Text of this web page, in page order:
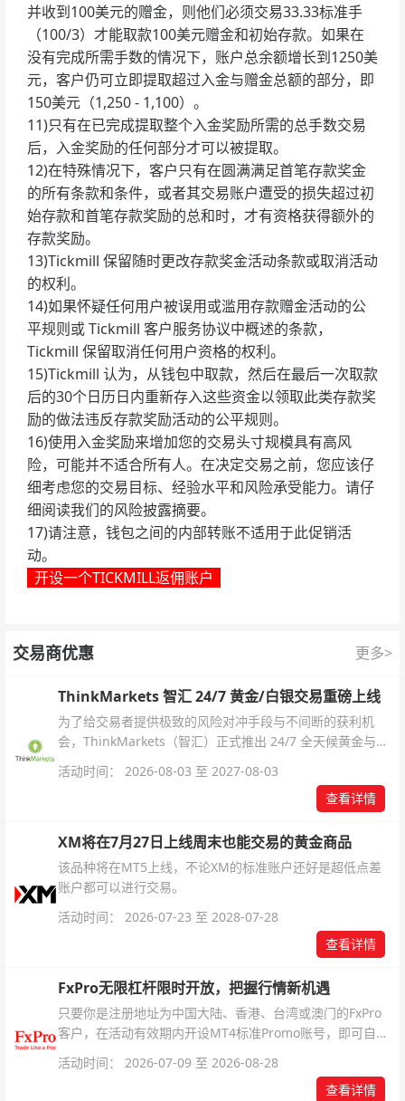
并收到100美元的赠金，则他们必须交易33.33标准手
（100/3）才能取款100美元赠金和初始存款。如果在
没有完成所需手数的情况下，账户总余额增长到1250美
元，客户仍可立即提取超过入金与赠金总额的部分，即
150美元（1,250 - 1,100）。
11)只有在已完成提取整个入金奖励所需的总手数交易
后，入金奖励的任何部分才可以被提取。
12)在特殊情况下，客户只有在圆满满足首笔存款奖金
的所有条款和条件，或者其交易账户遭受的损失超过初
始存款和首笔存款奖励的总和时，才有资格获得额外的
存款奖励。
13)Tickmill 保留随时更改存款奖金活动条款或取消活动
的权利。
14)如果怀疑任何用户被误用或滥用存款赠金活动的公
平规则或 Tickmill 客户服务协议中概述的条款，
Tickmill 保留取消任何用户资格的权利。
15)Tickmill 认为，从钱包中取款，然后在最后一次取款
后的30个日历日内重新存入这些资金以领取此类存款奖
励的做法违反存款奖励活动的公平规则。
16)使用入金奖励来增加您的交易头寸规模具有高风
险，可能并不适合所有人。在决定交易之前，您应该仔
细考虑您的交易目标、经验水平和风险承受能力。请仔
细阅读我们的风险披露摘要。
17)请注意，钱包之间的内部转账不适用于此促销活
动。
开设一个TICKMILL返佣账户
交易商优惠 更多>
ThinkMarkets 智汇 24/7 黄金/白银交易重磅上线
为了给交易者提供极致的风险对冲手段与不间断的获利机
会，ThinkMarkets（智汇）正式推出 24/7 全天候黄金与白
杆配置、支持软件及交易细则。
活动时间： 2026-08-03 至 2027-08-03
查看详情
XM将在7月27日上线周末也能交易的黄金商品
该品种将在MT5上线，不论XM的标准账户还好是超低点差
账户都可以进行交易。
活动时间： 2026-07-23 至 2028-07-28
查看详情
FxPro无限杠杆限时开放，把握行情新机遇
只要你是注册地址为中国大陆、香港、台湾或澳门的FxPro
客户，在活动有效期内开设MT4标准Promo账号，即可自动
活动时间： 2026-07-09 至 2026-08-28
查看详情